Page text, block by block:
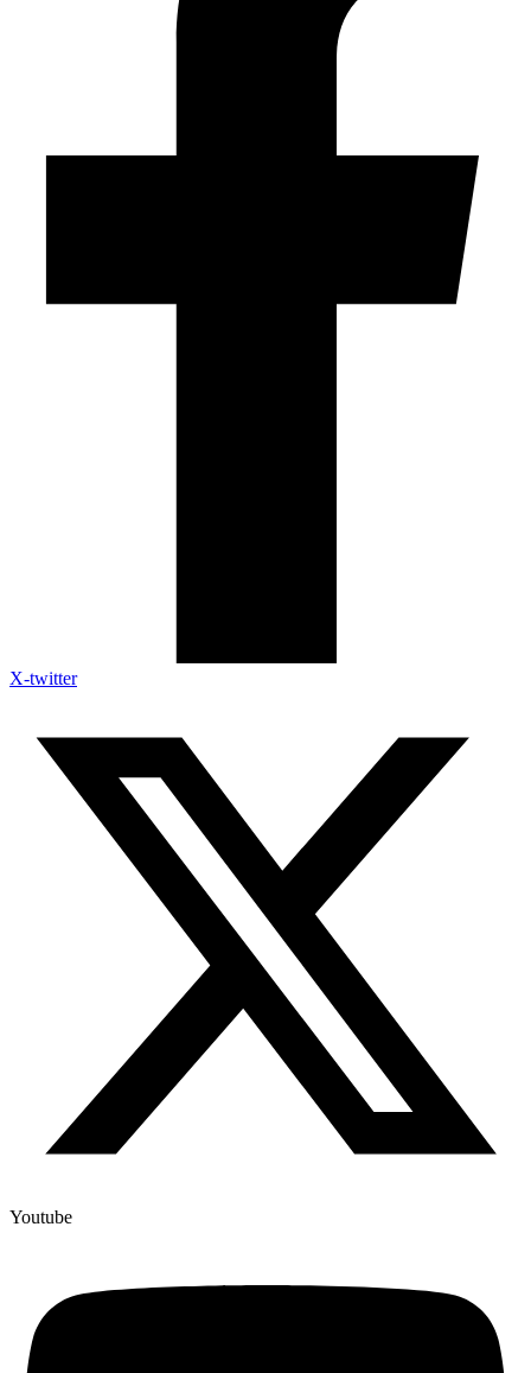
X-twitter
Youtube